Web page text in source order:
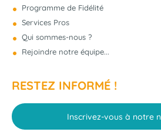
Programme de Fidélité
Services Pros
Qui sommes-nous ?
Rejoindre notre équipe...
RESTEZ INFORMÉ !
Inscrivez-vous à notre